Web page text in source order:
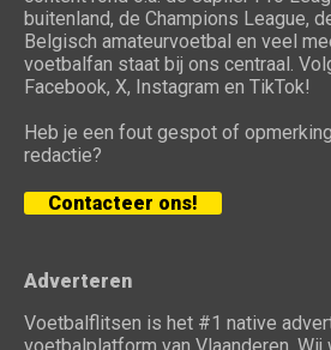
buitenland, de Champions League,
Belgisch amateurvoetbal en veel
voetbalfan staat bij ons centraal.
Facebook, X, Instagram en TikTok!
Heb je een fout gespot of
redactie?
Contacteer ons!
Adverteren
Voetbalflitsen is het #1 native